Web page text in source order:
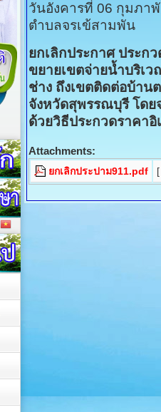
วันอังคารที่ 06 กุมภา
ตำบลจรเข้สามพัน
ยกเลิกประกาศ ประก
ขยายเขตจ่ายน้ำบริเ
ช่าง ถึงเขตติดต่อบ้าน
จังหวัดสุพรรณบุรี โด
ด้วยวิธีประกวดราคา
Attachments:
ยกเลิกประปาม911.pdf